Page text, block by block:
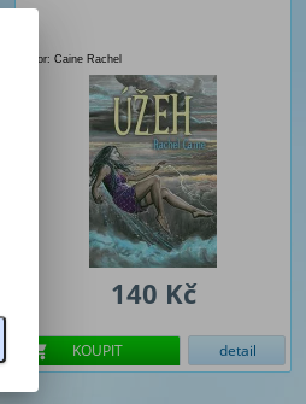
Autor: Caine Rachel
140 Kč
KOUPIT detail